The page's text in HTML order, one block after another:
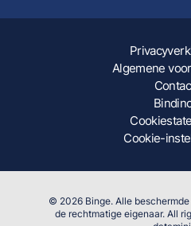
Algemene
Cookie-
© 2026 Binge. Alle
de rechtmatige eigenaar. All